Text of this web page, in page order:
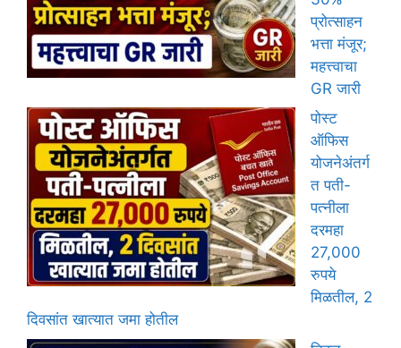
प्रोत्साहन
भत्ता मंजूर;
महत्त्वाचा
GR जारी
पोस्ट
ऑफिस
योजनेअंतर्ग
त पती-
पत्नीला
दरमहा
27,000
रुपये
मिळतील, 2
दिवसांत खात्यात जमा होतील